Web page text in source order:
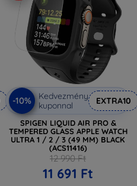
-10%
Kedvezmény
kuponnal
EXTRA10
SPIGEN LIQUID AIR PRO &
TEMPERED GLASS APPLE WATCH
ULTRA 1 / 2 / 3 (49 MM) BLACK
(ACS11416)
12 990 Ft
11 691 Ft